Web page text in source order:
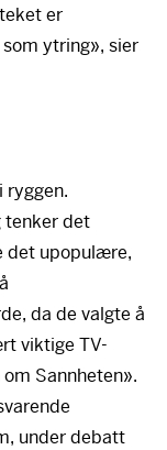
er
ytring», sier
ryggen.
tenker det
det upopulære,
da de valgte å
viktige TV-
Sannheten».
under debatt